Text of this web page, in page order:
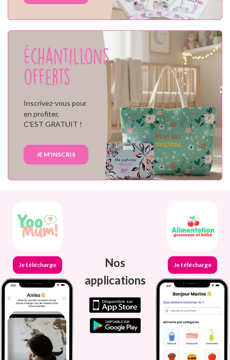
Échantillons
offerts
Inscrivez-vous pour
en profiter,
C'EST GRATUIT !
JE M'INSCRIS
Je télécharge
Nos
applications
Je télécharge